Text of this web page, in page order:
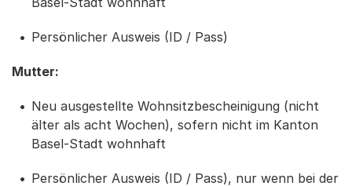
Persönlicher Ausweis (ID / Pass)
Mutter:
Neu ausgestellte Wohnsitzbescheinigung (nicht
älter als acht Wochen), sofern nicht im Kanton
Basel-Stadt wohnhaft
Persönlicher Ausweis (ID / Pass), nur wenn bei der